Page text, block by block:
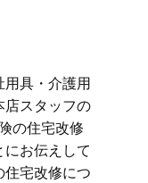
用具・介護用
店スタッフの
の住宅改修
お伝えして
住宅改修につ